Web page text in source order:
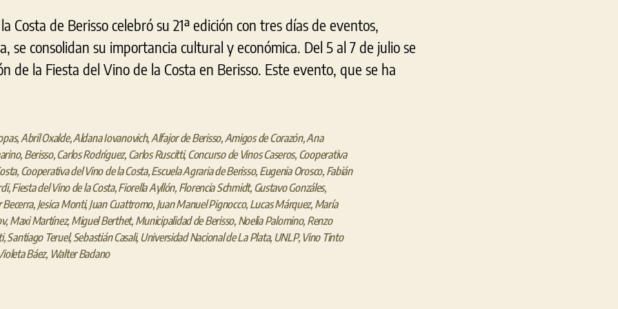
Costa de Berisso celebró su 21ª edición con tres días de eventos,
se consolidan su importancia cultural y económica. Del 5 al 7 de julio se
de la Fiesta del Vino de la Costa en Berisso. Este evento, que se ha
, Abril Oxalde,Aldana Iovanovich, Alfajor de Berisso, Amigos de Corazón,Ana
, Berisso,Carlos Rodríguez, Carlos Ruscitti,Concurso de Vinos Caseros, Cooperativa
, Cooperativa del Vino de la Costa,Escuela Agraria de Berisso, Eugenia Orosco, Fabián
,Fiesta del Vino de la Costa,Fiorella Ayllón, Florencia Schmidt, Gustavo Gonzáles,
, Jesica Monti,Juan Cuattromo, Juan Manuel Pignocco, Lucas Márquez, María
,Maxi Martínez, Miguel Berthet, Municipalidad de Berisso, Noelia Palomino, Renzo
,Santiago Teruel,Sebastián Casali, Universidad Nacional de La Plata, UNLP, Vino Tinto
Báez, Walter Badano